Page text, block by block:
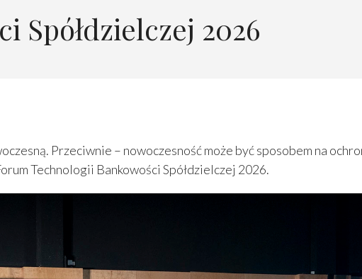
Spółdzielczej 2026
Przeciwnie – nowoczesność może być sposobem na
Technologii Bankowości Spółdzielczej 2026.